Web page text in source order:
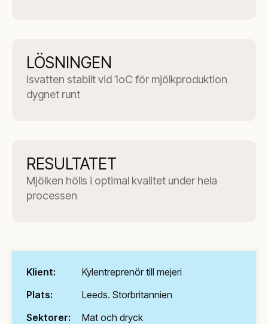
LÖSNINGEN
Isvatten stabilt vid 1oC för mjölkproduktion
dygnet runt
RESULTATET
Mjölken hölls i optimal kvalitet under hela
processen
Klient:
Kylentreprenör till mejeri
Plats:
Leeds. Storbritannien
Sektorer:
Mat och dryck